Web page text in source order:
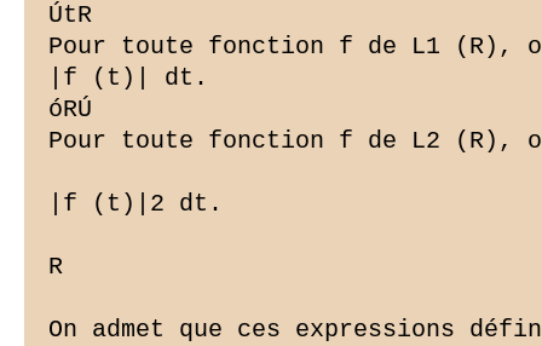
ÚtR
Pour toute fonction f de L1 (R),
|f (t)| dt.
óRÚ
Pour toute fonction f de L2 (R),
|f (t)|2 dt.
R
On admet que ces expressions